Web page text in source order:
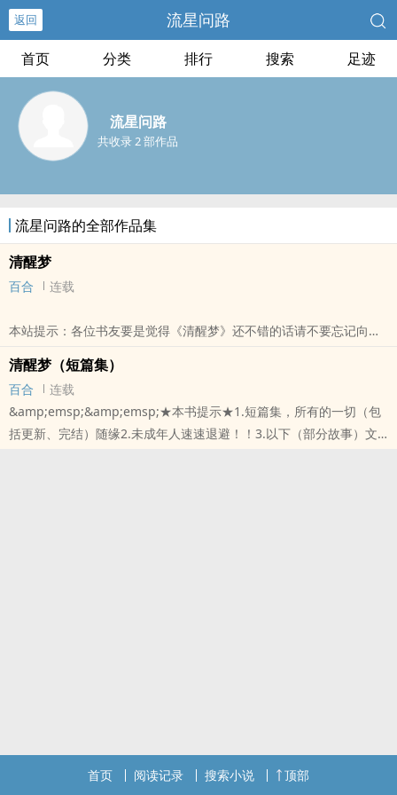
返回 流星问路
首页 分类 排行 搜索 足迹
流星问路
共收录 2 部作品
流星问路的全部作品集
清醒梦
百合 连载
本站提示：各位书友要是觉得《清醒梦》还不错的话请不要忘记向您
清醒梦（短篇集）
百合
连载
&amp;emsp;&amp;emsp;★本书提示★1.短篇集，所有的一切（包
括更新、完结）随缘2.未成年人速速退避！！3.以下（部分故事）文
首页 阅读记录 搜索小说 顶部